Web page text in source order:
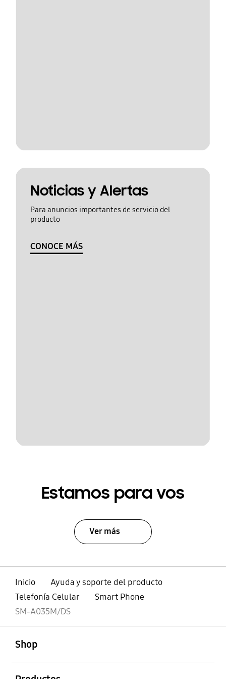
Noticias y Alertas
Para anuncios importantes de servicio del
producto
CONOCE MÁS
Estamos para vos
Ver más
Inicio
Ayuda y soporte del producto
Telefonía Celular
Smart Phone
SM-A035M/DS
Shop